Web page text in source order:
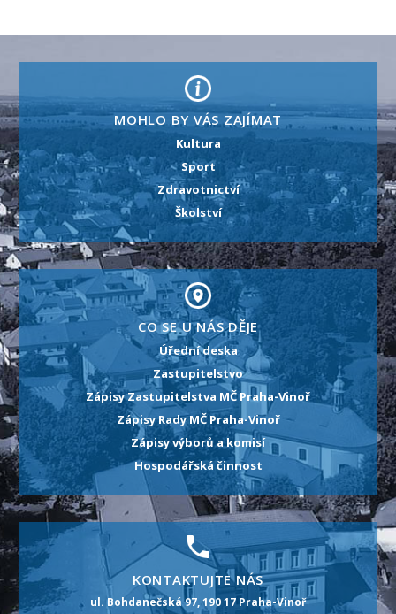
MOHLO BY VÁS ZAJÍMAT
Kultura
Sport
Zdravotnictví
Školství
CO SE U NÁS DĚJE
Úřední deska
Zastupitelstvo
Zápisy Zastupitelstva MČ Praha-Vinoř
Zápisy Rady MČ Praha-Vinoř
Zápisy výborů a komisí
Hospodářská činnost
KONTAKTUJTE NÁS
ul. Bohdanečská 97, 190 17 Praha-Vinoř